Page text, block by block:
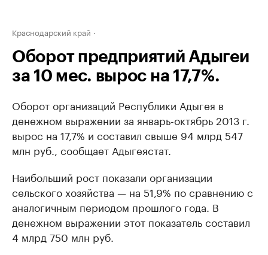
Краснодарский край
Оборот предприятий Адыгеи
за 10 мес. вырос на 17,7%.
Оборот организаций Республики Адыгея в
денежном выражении за январь-октябрь 2013 г.
вырос на 17,7% и составил свыше 94 млрд 547
млн руб., сообщает Адыгеястат.
Наибольший рост показали организации
сельского хозяйства — на 51,9% по сравнению с
аналогичным периодом прошлого года. В
денежном выражении этот показатель составил
4 млрд 750 млн руб.